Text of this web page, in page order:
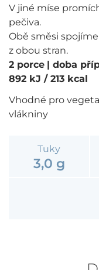
V jiné míse
pečiva.
Obě směsi
z obou stran.
2 porce | doba
892 kJ / 213 kcal
Vhodné pro
vlákniny
Tuky
3,0 g